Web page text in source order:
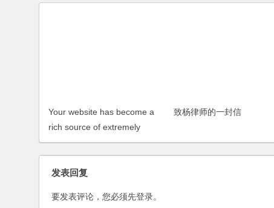
Your website has become a
rich source of extremely
important, literally vital
information
致杨律师的一封信
发表回复
要发表评论，您必须先登录